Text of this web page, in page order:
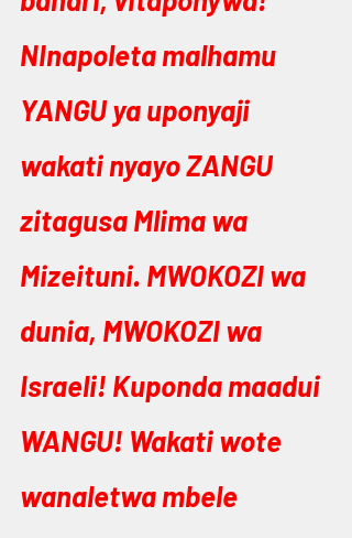
NInapoleta malhamu
YANGU ya uponyaji
wakati nyayo ZANGU
zitagusa Mlima wa
Mizeituni. MWOKOZI wa
dunia, MWOKOZI wa
Israeli! Kuponda maadui
WANGU! Wakati wote
wanaletwa mbele